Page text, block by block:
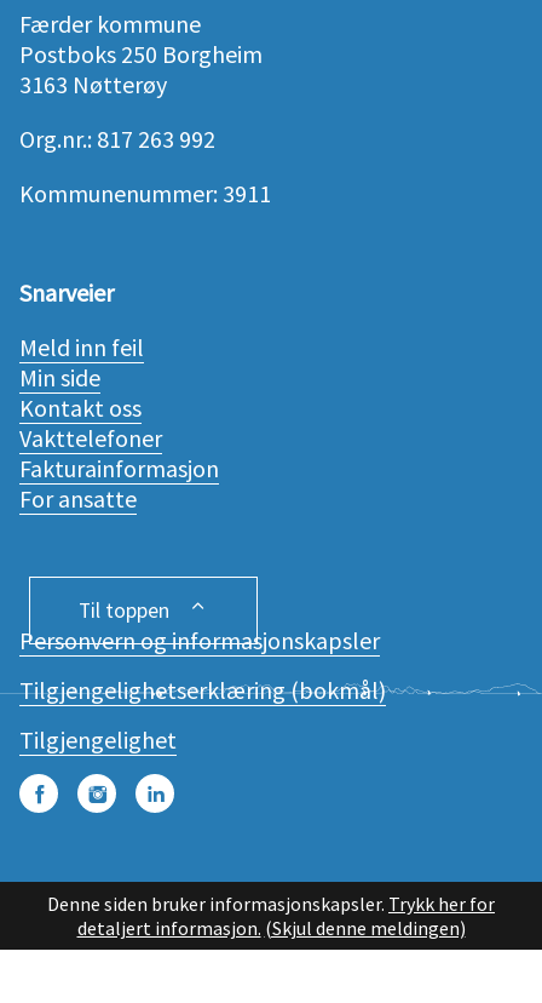
Færder kommune
Postboks 250 Borgheim
3163 Nøtterøy
Org.nr.: 817 263 992
Kommunenummer: 3911
Snarveier
Meld inn feil
Min side
Kontakt oss
Vakttelefoner
Fakturainformasjon
For ansatte
Personvern og informasjonskapsler
Tilgjengelighetserklæring (bokmål)
Tilgjengelighet
FacebookInstagramLinkedIn
Til toppen
Denne siden bruker informasjonskapsler. Trykk her for
detaljert informasjon. (Skjul denne meldingen)